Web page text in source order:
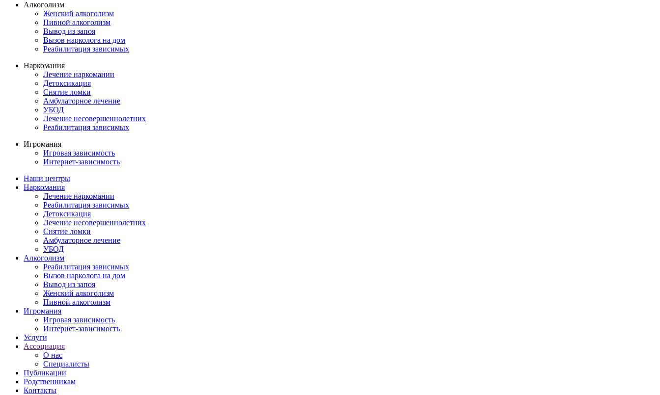
Алкоголизм
Женский алкоголизм
Пивной алкоголизм
Вывод из запоя
Вызов нарколога на дом
Реабилитация зависимых
Наркомания
Лечение наркомании
Детоксикация
Снятие ломки
Амбулаторное лечение
УБОД
Лечение несовершеннолетних
Реабилитация зависимых
Игромания
Игровая зависимость
Интернет-зависимость
Наши центры
Наркомания
Лечение наркомании
Реабилитация зависимых
Детоксикация
Лечение несовершеннолетних
Снятие ломки
Амбулаторное лечение
УБОД
Алкоголизм
Реабилитация зависимых
Вызов нарколога на дом
Вывод из запоя
Женский алкоголизм
Пивной алкоголизм
Игромания
Игровая зависимость
Интернет-зависимость
Услуги
Ассоциация
О нас
Специалисты
Публикации
Родственникам
Контакты